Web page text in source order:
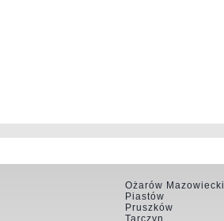
Ożarów Mazowiecki
Piastów
Pruszków
Tarczyn